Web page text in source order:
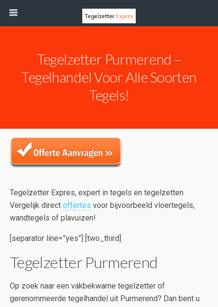
Tegelzetter Purmerend –
Tegelhandel Voor Alle Soorten
Tegels!
Tegelzetter Expres, expert in tegels en tegelzetten
Vergelijk direct offertes voor bijvoorbeeld vloertegels,
wandtegels of plavuizen!
[separator line=”yes”] [two_third]
Tegelzetter Purmerend
Op zoek naar een vakbekwame tegelzetter of
gerenommeerde tegelhandel uit Purmerend? Dan bent u